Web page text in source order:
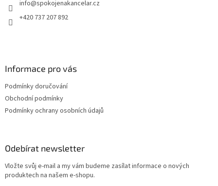
info@spokojenakancelar.cz
+420 737 207 892
Informace pro vás
Podmínky doručování
Obchodní podmínky
Podmínky ochrany osobních údajů
Odebírat newsletter
Vložte svůj e-mail a my vám budeme zasílat informace o nových
produktech na našem e-shopu.